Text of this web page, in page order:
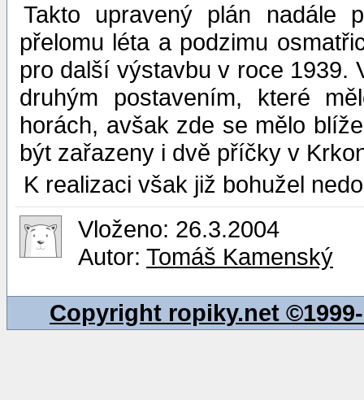
Takto upravený plán nadále
přelomu léta a podzimu
pro další výstavbu v roce 1939.
druhým postavením, které
horách, avšak zde se mělo
být zařazeny i dvě příčky v
K realizaci však již bohužel
Vloženo: 26.3.2004
Autor: Tomáš Kamenský
Copyright ropiky.net